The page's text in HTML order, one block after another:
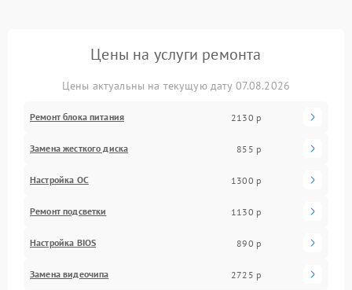
Цены на услуги ремонта
Цены актуальны на текущую дату 07.08.2026
Ремонт блока питания 2130 р
Замена жесткого диска 855 р
Настройка ОС 1300 р
Ремонт подсветки 1130 р
Настройка BIOS 890 р
Замена видеочипа 2725 р